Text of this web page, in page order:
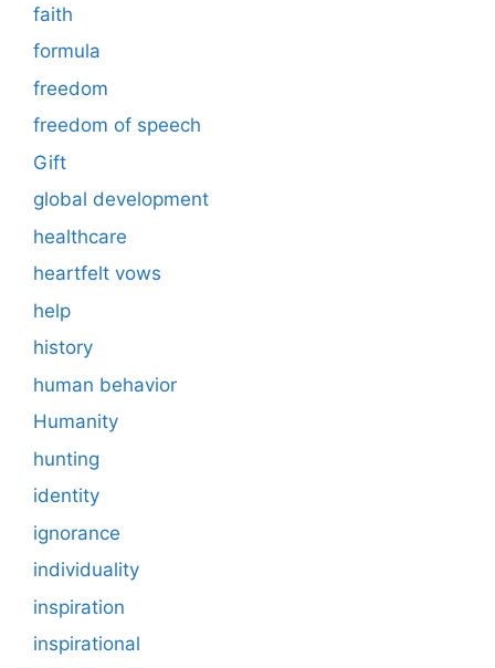
faith
formula
freedom
freedom of speech
Gift
global development
healthcare
heartfelt vows
help
history
human behavior
Humanity
hunting
identity
ignorance
individuality
inspiration
inspirational